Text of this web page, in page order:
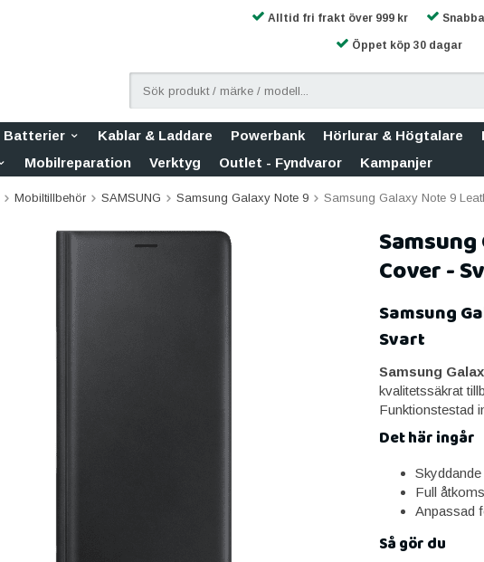
Alltid fri frakt över 999 kr
Öppet köp 30 dagar
Batterier Kablar & Laddare Powerbank Hörlurar & Högtalare
Mobilreparation Verktyg Outlet - Fyndvaror Kampanjer
Mobiltillbehör SAMSUNG Samsung Galaxy Note 9 Samsung Galaxy Note 9
Cover -
Samsung
Svart
Samsung
kvalitetssäkrat
Funktionstestad
Det här ingår
Full
Anpassad
Så gör du